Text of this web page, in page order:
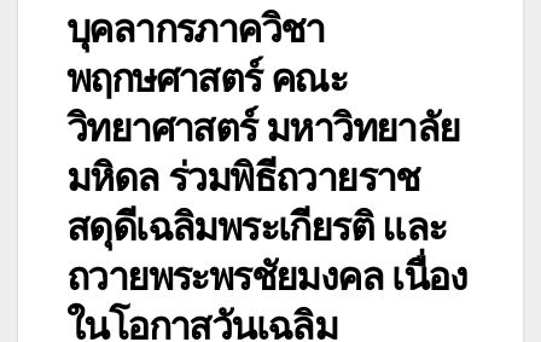
บุคลากรภาควิชา
พฤกษศาสตร์ คณะ
วิทยาศาสตร์ มหาวิทยาลัย
มหิดล ร่วมพิธีถวายราช
สดุดีเฉลิมพระเกียรติ และ
ถวายพระพรชัยมงคล เนื่อง
ในโอกาสวันเฉลิม